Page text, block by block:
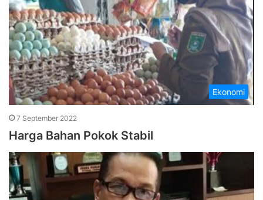
Ekonomi
7 September 2022
Harga Bahan Pokok Stabil